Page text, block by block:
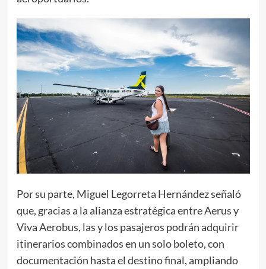
Por su parte, Miguel Legorreta Hernández señaló
que, gracias a la alianza estratégica entre Aerus y
Viva Aerobus, las y los pasajeros podrán adquirir
itinerarios combinados en un solo boleto, con
documentación hasta el destino final, ampliando